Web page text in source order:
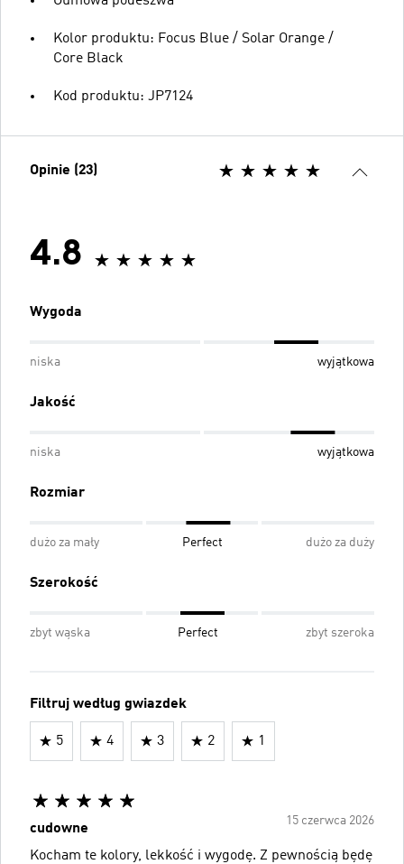
Kolor produktu: Focus Blue / Solar Orange /
Core Black
Kod produktu: JP7124
Opinie (23)
4.8
Wygoda
niska wyjątkowa
Jakość
niska wyjątkowa
Rozmiar
dużo za mały Perfect dużo za duży
Szerokość
zbyt wąska Perfect zbyt szeroka
Filtruj według gwiazdek
5 4 3 2 1
15 czerwca 2026
cudowne
Kocham te kolory, lekkość i wygodę. Z pewnością będę